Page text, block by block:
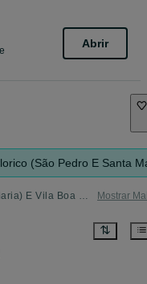
Abrir
(São Pedro E Santa
Outro em Celorico (São Pedro E Santa Maria) E Vila Boa Do Mondego - tudo o que precisa Mostrar